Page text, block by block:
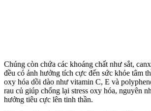
Chúng còn chứa các khoáng chất như sắt,
đều có ảnh hưởng tích cực đến sức khỏe tâm
oxy hóa dồi dào như vitamin C, E và
rau củ giúp chống lại stress oxy hóa, nguyên
hưởng tiêu cực lên tinh thần.